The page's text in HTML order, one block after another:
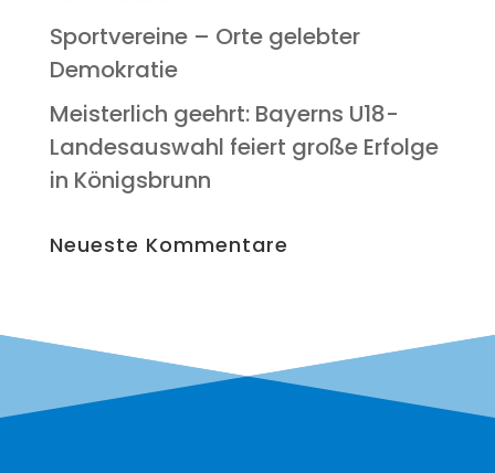
Sport­ver­ei­ne – Orte geleb­ter
Demokratie
Meis­ter­lich geehrt: Bay­erns U18-
Lan­des­aus­wahl fei­ert gro­ße Erfol­ge
in Königsbrunn
Neu­es­te Kommentare